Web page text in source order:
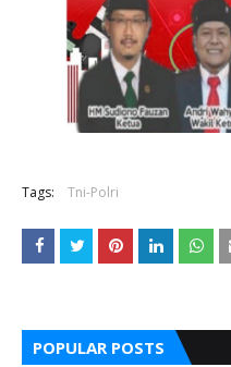
Tags: Tni-Polri
POPULAR POSTS